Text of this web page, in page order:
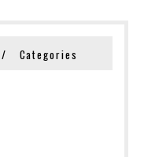
Categories